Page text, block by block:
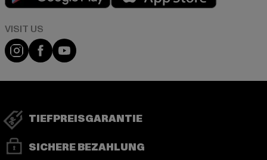
Visit our Instagram page:
Visit our Facebook page:
Visit our YouTube channel:
TIEFPREISGARANTIE
SICHERE BEZAHLUNG